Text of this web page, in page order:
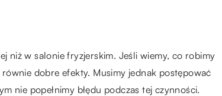
niż w salonie fryzjerskim. Jeśli wiemy, co robimy
dobre efekty. Musimy jednak postępować
nie popełnimy błędu podczas tej czynności.